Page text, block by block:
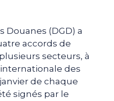
Douanes (DGD) a
accords de
secteurs, à
internationale des
de chaque
signés par le